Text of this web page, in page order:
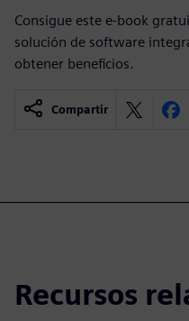
Consigue este e-book
solución de software
obtener beneficios.
Compartir
Recursos